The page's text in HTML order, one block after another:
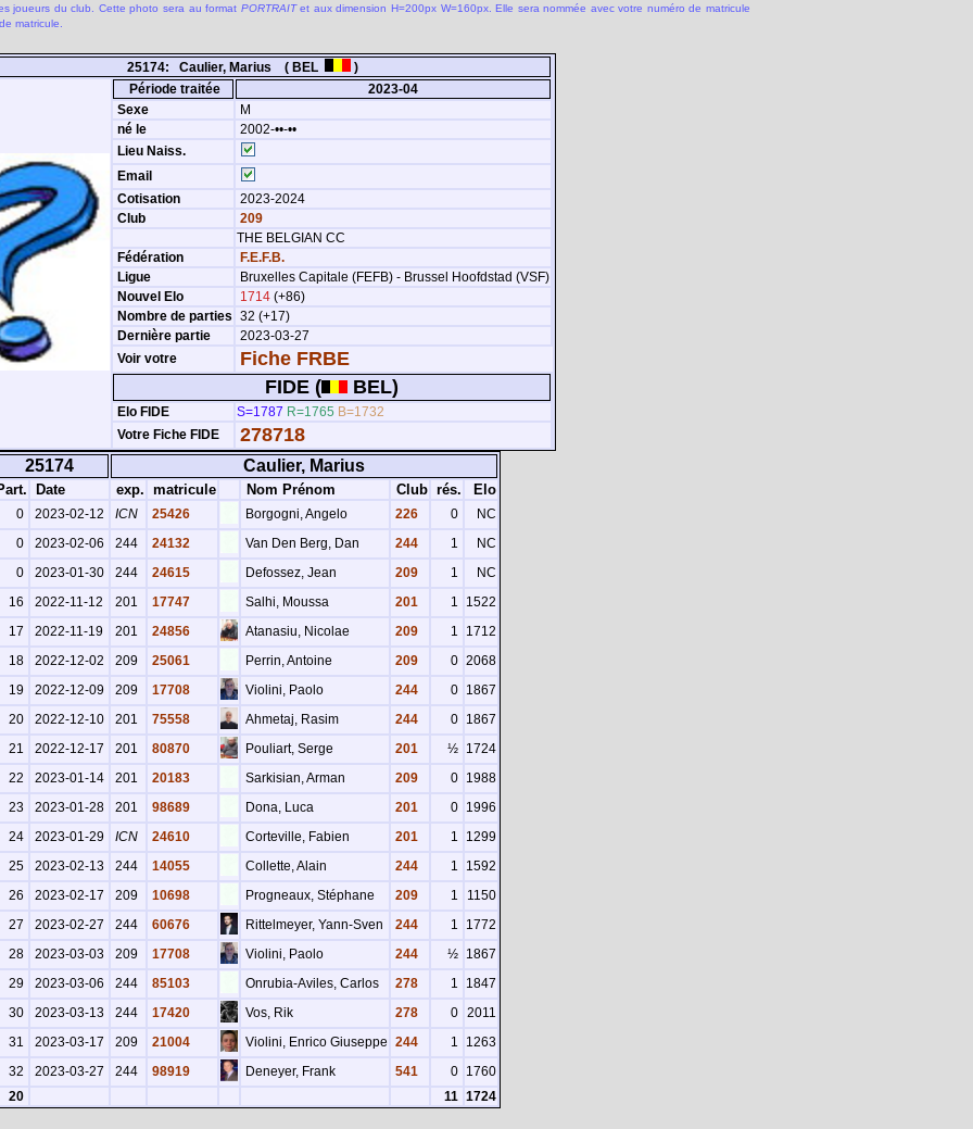
joueurs du club. Cette photo sera au format PORTRAITet aux dimension H=200px W=160px. Elle sera nommée avec votre numéro de matricule
matricule.
25174: Caulier, Marius ( BEL
)
Période traitée
2023-04
Sexe
M
né le
2002-••-••
Lieu Naiss.
Email
Cotisation
2023-2024
Club
209
THE BELGIAN CC
Fédération
F.E.F.B.
Ligue
Bruxelles Capitale (FEFB) - Brussel Hoofdstad (VSF)
Nouvel Elo
1714(+86)
Nombre de parties 32 (+17)
Dernière partie
2023-03-27
Voir votre
Fiche FRBE
FIDE (
BEL)
Elo FIDE S=1787 R=1765 B=1732
Votre Fiche FIDE
278718
25174 Caulier, Marius
Date exp. matricule Nom Prénom Club rés. Elo
0 2023-02-12 ICN 25426 Borgogni, Angelo 226 0
NC
0
2023-02-06 244 24132 Van Den Berg, Dan 244 1
NC
0
2023-01-30 244 24615 Defossez, Jean 209 1
NC
16
2022-11-12 201 17747 Salhi, Moussa 201 1
1522
17
2022-11-19 201 24856 Atanasiu, Nicolae 209 1
1712
18
2022-12-02 209 25061 Perrin, Antoine 209 0 2068
19
2022-12-09 209 17708 Violini, Paolo 244 0 1867
20
2022-12-10 201 75558 Ahmetaj, Rasim 244 0 1867
21
2022-12-17 201 80870 Pouliart, Serge 201 ½ 1724
22
2023-01-14 201 20183 Sarkisian, Arman 209 0 1988
23
2023-01-28 201 98689 Dona, Luca 201 0 1996
24
2023-01-29 ICN 24610 Corteville, Fabien 201 1
1299
25
2023-02-13 244 14055 Collette, Alain 244 1
1592
26
2023-02-17 209 10698 Progneaux, Stéphane 209 1
1150
27
2023-02-27 244 60676 Rittelmeyer, Yann-Sven 244 1
1772
28
2023-03-03 209 17708 Violini, Paolo 244 ½ 1867
29
2023-03-06 244 85103 Onrubia-Aviles, Carlos 278 1
1847
30
2023-03-13 244 17420 Vos, Rik 278 0 2011
31
2023-03-17 209 21004 Violini, Enrico Giuseppe 244 1
1263
32
2023-03-27 244 98919 Deneyer, Frank 541 0 1760
20
11 1724